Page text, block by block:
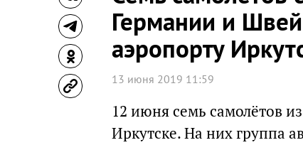
Германии и
аэропорту
13 июня 2019 11:59
12 июня семь самолётов
Иркутске. На них группа